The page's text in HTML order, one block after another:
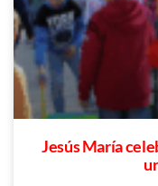
Jesús María